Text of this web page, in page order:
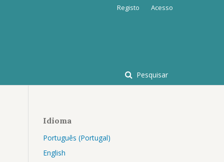
Pesquisar
Registo Acesso
Idioma
Português (Portugal)
English